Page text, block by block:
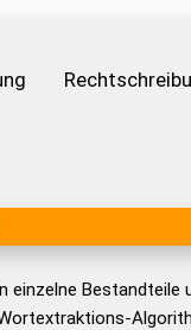
einzelne